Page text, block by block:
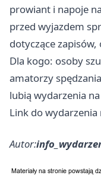
prowiant i napoje
przed wyjazdem
dotyczące zapisów,
Dla kogo: osoby
amatorzy
lubią wydarzenia
Link do wydarzenia
Autor: